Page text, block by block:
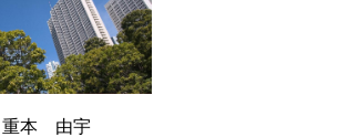
重本 由宇